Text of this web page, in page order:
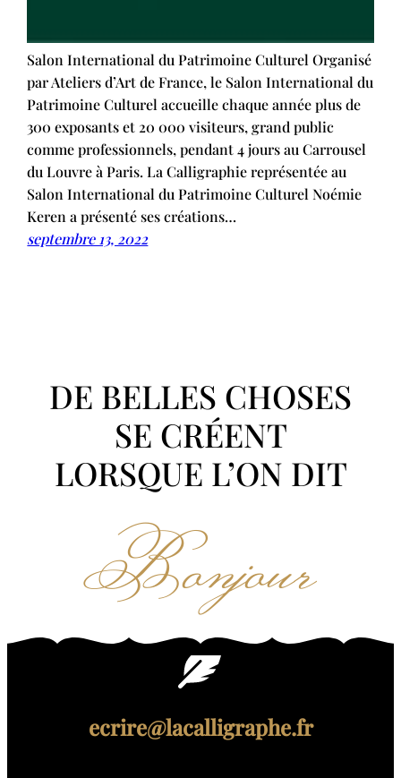
Salon International du Patrimoine Culturel Organisé
par Ateliers d’Art de France, le Salon International du
Patrimoine Culturel accueille chaque année plus de
300 exposants et 20 000 visiteurs, grand public
comme professionnels, pendant 4 jours au Carrousel
du Louvre à Paris. La Calligraphie représentée au
Salon International du Patrimoine Culturel Noémie
Keren a présenté ses créations…
septembre 13, 2022
DE BELLES CHOSES
SE CRÉENT
LORSQUE L’ON DIT
Bonjour
ecrire@lacalligraphe.fr